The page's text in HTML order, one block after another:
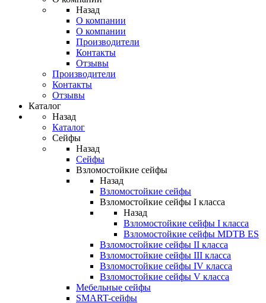
Назад
О компании
О компании
Производители
Контакты
Отзывы
Производители
Контакты
Отзывы
Каталог
Назад
Каталог
Сейфы
Назад
Сейфы
Взломостойкие сейфы
Назад
Взломостойкие сейфы
Взломостойкие сейфы I класса
Назад
Взломостойкие сейфы I класса
Взломостойкие сейфы MDTB ES
Взломостойкие сейфы II класса
Взломостойкие сейфы III класса
Взломостойкие сейфы IV класса
Взломостойкие сейфы V класса
Мебельные сейфы
SMART-сейфы